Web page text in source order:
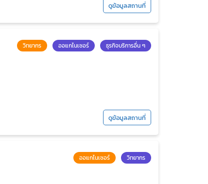
ดูข้อมูลสถานที่
วิทยากร ออแกไนเซอร์ ธุรกิจบริการอื่น ๆ
ดูข้อมูลสถานที่
ออแกไนเซอร์ วิทยากร